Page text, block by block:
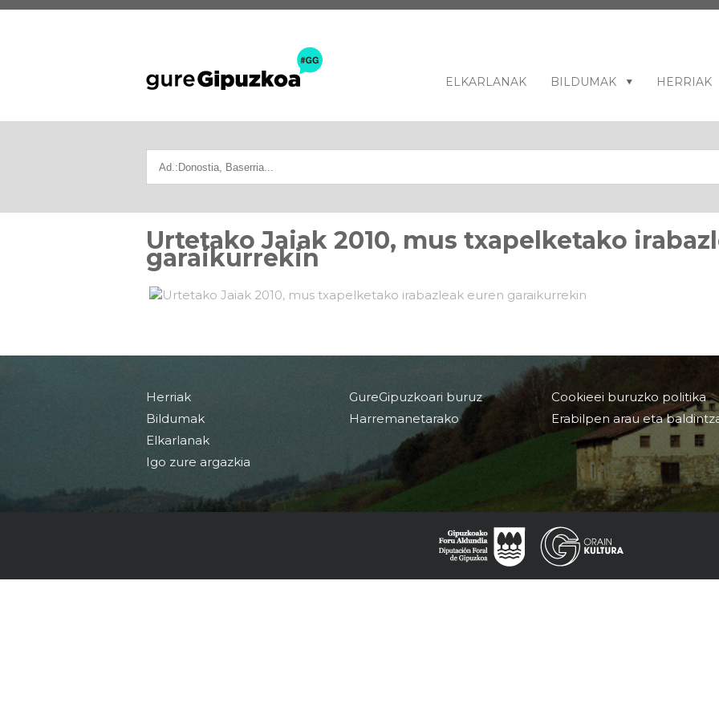
ELKARLANAK BILDUMAK HERRIAK
Urtetako Jaiak 2010, mus txapelketako
garaikurrekin
Herriak
Bildumak
Elkarlanak
Igo zure argazkia
GureGipuzkoari buruz
Harremanetarako
Cookieei buruzko politika
Erabilpen arau eta